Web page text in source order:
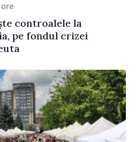
ore
controalele la
pe fondul crizei